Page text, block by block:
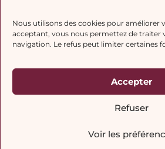
Nous utilisons des cookies pour améliorer
acceptant, vous nous permettez de traiter
navigation. Le refus peut limiter certaines
Accepter
Refuser
Voir les
politique de confidentialité.